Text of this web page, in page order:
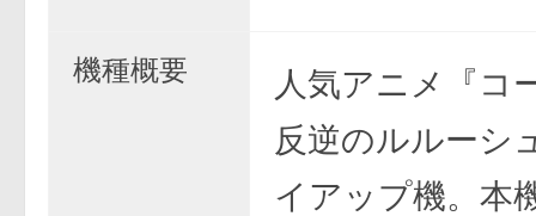
機種概要
人気アニメ『コ
反逆のルルーシ
イアップ機。本